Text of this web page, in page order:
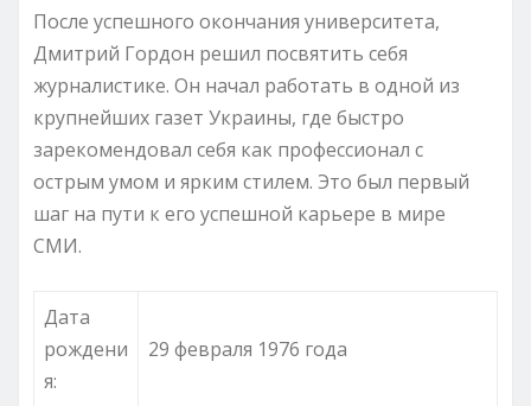
После успешного окончания университета,
Дмитрий Гордон решил посвятить себя
журналистике. Он начал работать в одной из
крупнейших газет Украины, где быстро
зарекомендовал себя как профессионал с
острым умом и ярким стилем. Это был первый
шаг на пути к его успешной карьере в мире
СМИ.
Дата
рождени
я:
29 февраля 1976 года